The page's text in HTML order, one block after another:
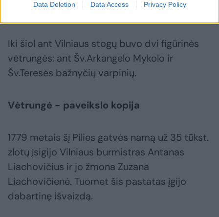
Data Deletion Data Access Privacy Policy
Mykolo bažnyčią.
Iki šiol ant Vilniaus stogų buvo dvi figūrinės
vėtrungės: ant Šv.Arkangelo Mykolo ir
Šv.Teresės bažnyčių varpinių.
Vėtrungė - paveikslo kopija
1779 metais šį Pilies gatvės namą už 35 tūkst.
zlotų įsigijo Vilniaus burmistras Antanas
Liachovičius ir jo žmona Zuzana
Liachovičienė. Tuomet šis pastatas įgijo
dabartinę išvaizdą.